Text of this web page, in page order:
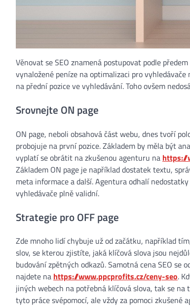
Věnovat se SEO znamená postupovat podle
vynaložené peníze na optimalizaci pro
na přední pozice ve vyhledávání. Toho ovšem
Srovnejte ON page
ON page, neboli obsahová část webu, dnes tvoří
probojuje na první pozice. Základem by měla být
vyplatí se obrátit na zkušenou agenturu na https://
Základem ON page je například dostatek textu,
meta informace a další. Agentura odhalí
vyhledávače plně validní.
Strategie pro OFF page
Zde mnoho lidí chybuje už od začátku, například
slov, se kterou zjistíte, jaká klíčová slova jsou
budování zpětných odkazů. Samotná cena SEO
najdete na https://www.ppcprofits.cz/ceny-seo.
jiných webech na potřebná klíčová slova, tak se
tyto práce svépomocí, ale vždy za pomoci